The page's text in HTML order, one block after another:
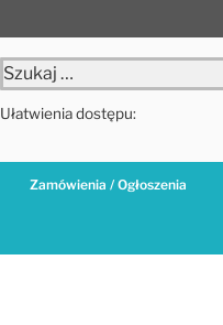
Szukaj:
Ułatwienia dostępu:
Zamówienia / Ogłoszenia